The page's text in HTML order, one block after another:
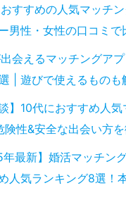
すすめの人気マッチン
男性・女性の口コミで
会えるマッチングア
| 遊びで使えるものも
談】10代におすすめ人
険性&安全な出会い方
年最新】婚活マッチン
人気ランキング8選！